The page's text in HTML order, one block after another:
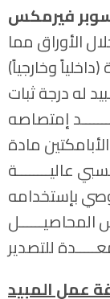
الأوراق مما
وخارجياً)
له درجة ثبات
إمتصاصه
مادة
عاليــــــــة
بإستخدامه